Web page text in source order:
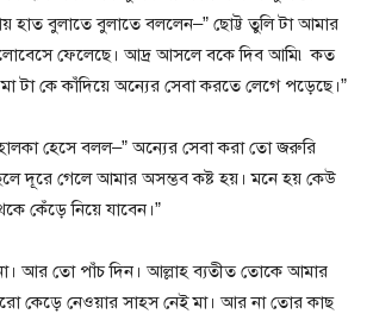
হাত বুলাতে বুলাতে বললেন–” ছোট্ট তুলি টা আমার
ফেলেছে। আদ্র আসলে বকে দিব আমি৷ কত
টা কে কাঁদিয়ে অন্যের সেবা করতে লেগে পড়েছে।”
হেসে বলল–” অন্যের সেবা করা তো জরুরি
দূরে গেলে আমার অসম্ভব কষ্ট হয়। মনে হয় কেউ
কেঁড়ে নিয়ে যাবেন।”
আর তো পাঁচ দিন। আল্লাহ ব্যতীত তোকে আমার
কেড়ে নেওয়ার সাহস নেই মা। আর না তোর কাছ